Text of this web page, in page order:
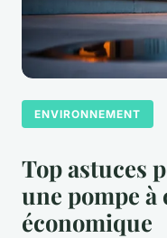
ENVIRONNEMENT
Top astuces
une pompe
économique